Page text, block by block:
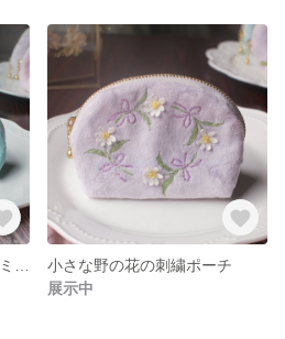
小さな野の花の刺繍ポーチ
展示中